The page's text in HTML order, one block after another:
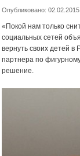
Опубликовано: 02.02.2015
«Покой нам только
социальных сетей
вернуть своих детей
партнера по
решение.